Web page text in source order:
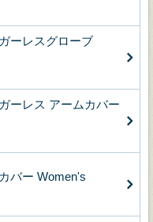
ーレスグローブ
ーレス アームカバー
バー Women's